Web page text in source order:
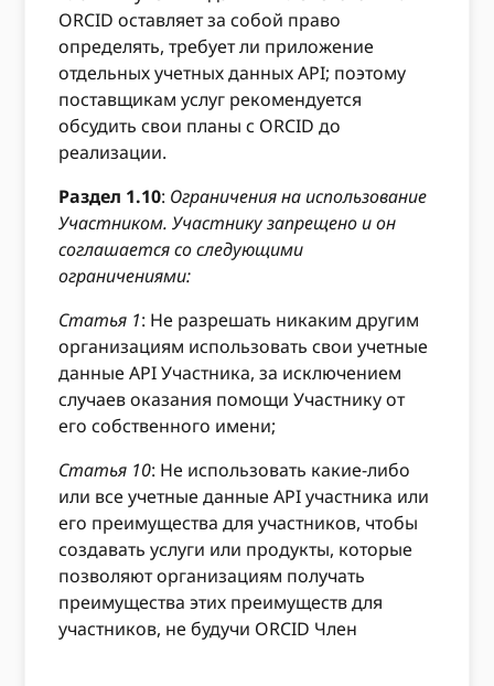
ORCID оставляет за собой право
определять, требует ли приложение
отдельных учетных данных API; поэтому
поставщикам услуг рекомендуется
обсудить свои планы с ORCID до
реализации.
Раздел 1.10: Ограничения на использование
Участником. Участнику запрещено и он
соглашается со следующими
ограничениями:
Статья 1: Не разрешать никаким другим
организациям использовать свои учетные
данные API Участника, за исключением
случаев оказания помощи Участнику от
его собственного имени;
Статья 10: Не использовать какие-либо
или все учетные данные API участника или
его преимущества для участников, чтобы
создавать услуги или продукты, которые
позволяют организациям получать
преимущества этих преимуществ для
участников, не будучи ORCID Член